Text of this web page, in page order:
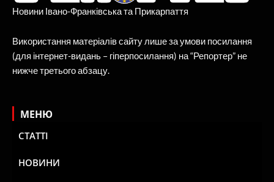
Новини Івано-Франківська та Прикарпаття
Використання матеріалів сайту лише за умови посилання
(для інтернет-видань – гіперпосилання) на “Репортер” не
нижче третього абзацу.
МЕНЮ
СТАТТІ
НОВИНИ